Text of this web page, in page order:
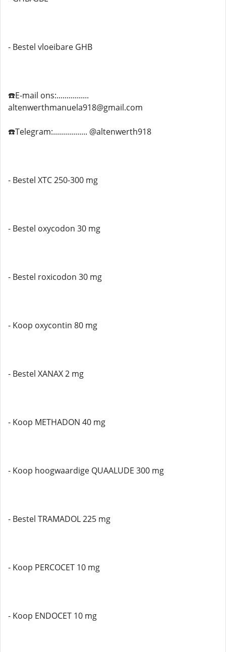
- Bestel vloeibare GHB
☎️E-mail ons:................
altenwerthmanuela918@gmail.com
☎️Telegram:................. @altenwerth918
- Bestel XTC 250-300 mg
- Bestel oxycodon 30 mg
- Bestel roxicodon 30 mg
- Koop oxycontin 80 mg
- Bestel XANAX 2 mg
- Koop METHADON 40 mg
- Koop hoogwaardige QUAALUDE 300 mg
- Bestel TRAMADOL 225 mg
- Koop PERCOCET 10 mg
- Koop ENDOCET 10 mg